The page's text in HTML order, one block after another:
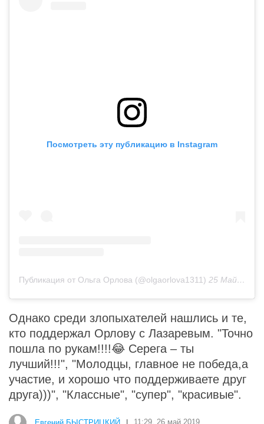
Посмотреть эту публикацию в Instagram
Публикация от Ольга Орлова (@olgaorlova1311) 25 Май 2019 в 1:23 PDT
Однако среди злопыхателей нашлись и те,
кто поддержал Орлову с Лазаревым. "Точно
пошла по рукам!!!!😂 Серега – ты
лучший!!!", "Молодцы, главное не победа,а
участие, и хорошо что поддерживаете друг
друга)))", "Классные", "супер", "красивые".